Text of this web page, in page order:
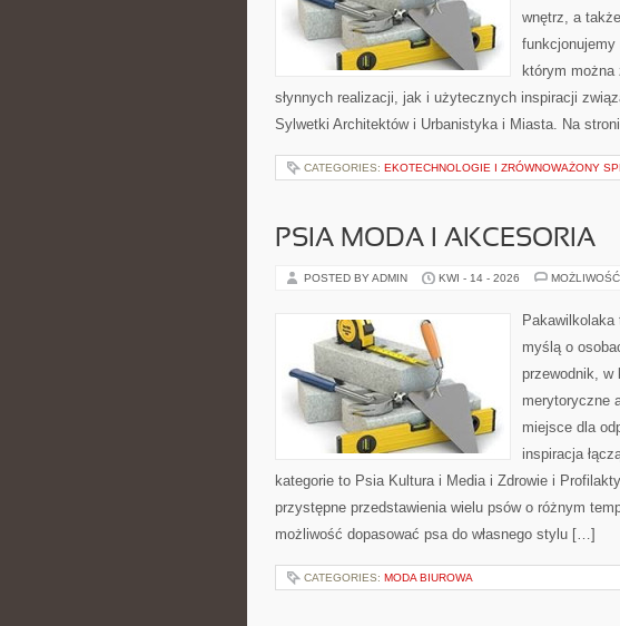
wnętrz, a
funkcjonujemy
którym
słynnych realizacji, jak i użytecznych inspiracji
Sylwetki Architektów i Urbanistyka i Miasta. Na
CATEGORIES: EKOTECHNOLOGIE I ZRÓWNOWAŻONY
PSIA MODA I AKCESORIA
POSTED BY ADMIN KWI - 14 - 2026
Pakawilkolaka
myślą o
przewodnik, w
merytoryczne
miejsce dla
inspiracja
kategorie to Psia Kultura i Media i Zdrowie i
przystępne przedstawienia wielu psów o różnym
możliwość dopasować psa do własnego stylu […]
CATEGORIES: MODA BIUROWA